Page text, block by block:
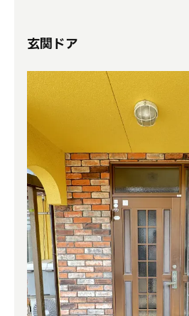
お家全般のリフォーム
お客様の声
ブログ
補助金事業
アクセス
玄関ドア